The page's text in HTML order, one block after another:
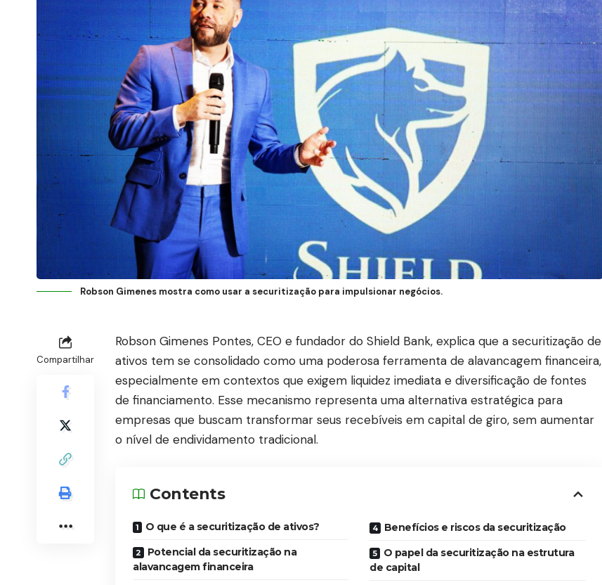
Robson Gimenes mostra como usar a securitização para impulsionar negócios.
Compartilhar
Robson Gimenes Pontes, CEO e fundador do Shield Bank, explica que a securitização de
ativos tem se consolidado como uma poderosa ferramenta de alavancagem financeira,
especialmente em contextos que exigem liquidez imediata e diversificação de fontes
de financiamento. Esse mecanismo representa uma alternativa estratégica para
empresas que buscam transformar seus recebíveis em capital de giro, sem aumentar
o nível de endividamento tradicional.
Contents
O que é a securitização de ativos?
Potencial da securitização na
alavancagem financeira
Benefícios e riscos da securitização
O papel da securitização na estrutura
de capital